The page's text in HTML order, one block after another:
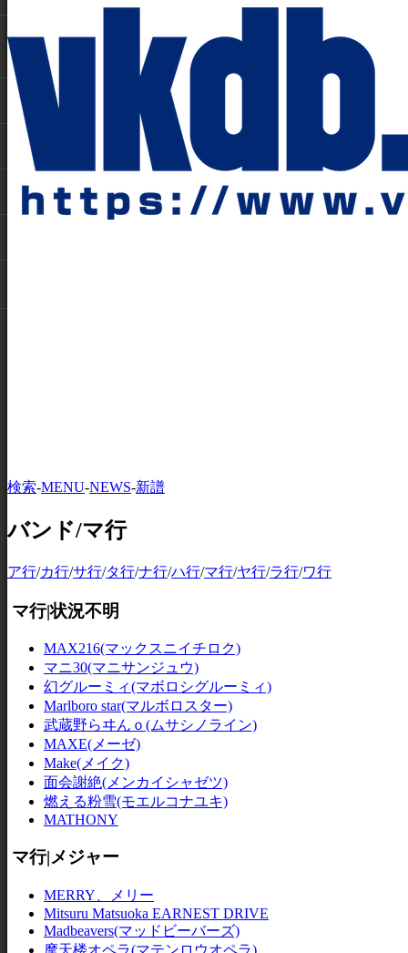
検索-MENU-NEWS-新譜
バンド/マ行
ア行/カ行/サ行/タ行/ナ行/ハ行/マ行/ヤ行/ラ行/ワ行
マ行|状況不明
MAX216(マックスニイチロク)
マニ30(マニサンジュウ)
幻グルーミィ(マボロシグルーミィ)
Marlboro star(マルボロスター)
武蔵野らヰんｏ(ムサシノライン)
MAXE(メーゼ)
Make(メイク)
面会謝絶(メンカイシャゼツ)
燃える粉雪(モエルコナユキ)
MATHONY
マ行|メジャー
MERRY、メリー
Mitsuru Matsuoka EARNEST DRIVE
Madbeavers(マッドビーバーズ)
摩天楼オペラ(マテンロウオペラ)